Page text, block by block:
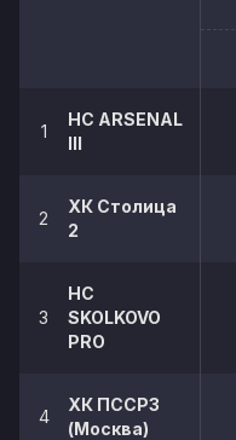
1
НС ARSENAL
III
2
ХК Столица
2
3
HC
SKOLKOVO
PRO
4
ХК ПССРЗ
(Москва)